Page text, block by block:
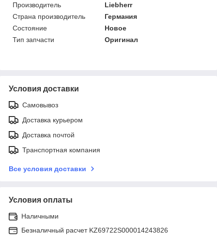
Производитель
Liebherr
Страна производитель
Германия
Состояние
Новое
Тип запчасти
Оригинал
Условия доставки
Самовывоз
Доставка курьером
Доставка почтой
Транспортная компания
Все условия доставки
Условия оплаты
Наличными
Безналичный расчет KZ69722S000014243826